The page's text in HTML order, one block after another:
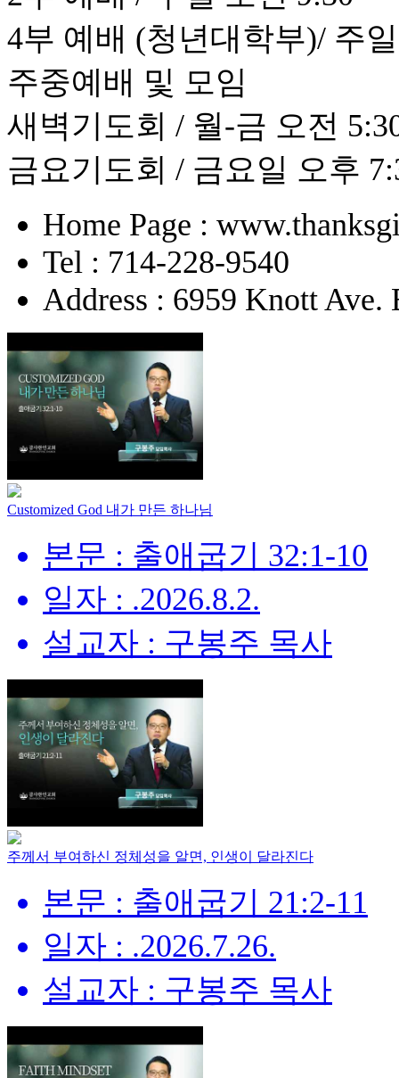
4부 예배 (청년대학부)/ 주
주중예배 및 모임
새벽기도회 / 월-금 오전
금요기도회 / 금요일 오후
Home Page :
Tel : 714-228-9540
Address : 6959 Knott Ave.
Customized God 내가 만든 하나님
본문 : 출애굽기 32:1-10
일자 : .2026.8.2.
설교자 : 구봉주 목사
주께서 부여하신 정체성을 알면, 인생이 달라진다
본문 : 출애굽기 21:2-11
일자 : .2026.7.26.
설교자 : 구봉주 목사